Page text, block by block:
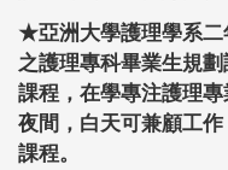
★亞洲大學護理學系二
之護理專科畢業生規劃
課程，在學專注護理
夜間，白天可兼顧工
課程。